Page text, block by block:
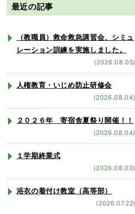
最近の記事
（教職員）救命救急講習会、シミュ
レーション訓練を実施しました。
(2026.08.05)
人権教育・いじめ防止研修会
(2026.08.04)
２０２６年 寄宿舎夏祭り開催！！
(2026.08.04)
１学期終業式
(2026.08.03)
浴衣の着付け教室（高等部）
(2026.07.22)